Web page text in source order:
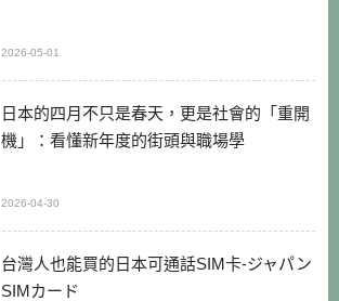
2026-05-01
日本的四月不只是春天，更是社會的「重開
機」：看懂新年度的街頭與職場學
2026-04-30
台灣人也能買的日本可通話SIM卡-ジャパン
SIMカード